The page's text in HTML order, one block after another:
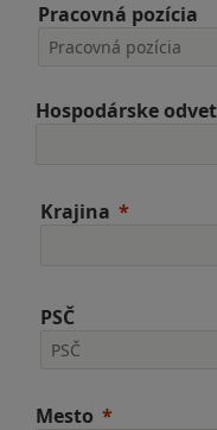
Pracovná pozícia
Hospodárske
Krajina
PSČ
Mesto